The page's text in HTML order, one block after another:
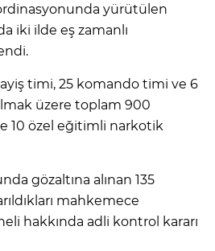
yürütülen
iki ilde eş zamanlı
timi, 25 komando timi ve 6
üzere toplam 900
10 özel eğitimli narkotik
gözaltına alınan 135
mahkemece
hakkında adli kontrol kararı